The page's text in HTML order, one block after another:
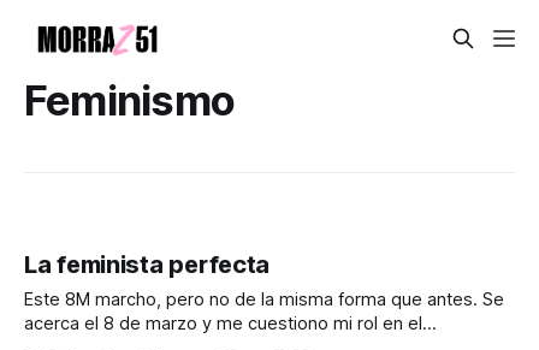
Feminismo
La feminista perfecta
Este 8M marcho, pero no de la misma forma que antes. Se
acerca el 8 de marzo y me cuestiono mi rol en el